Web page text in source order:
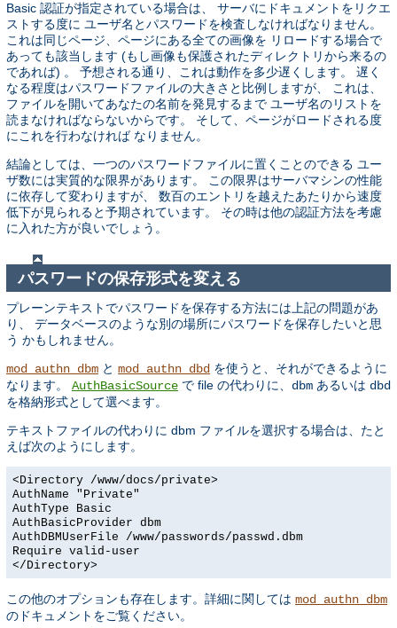
Basic 認証が指定されている場合は、 サーバにドキュメントをリクエ
ストする度に ユーザ名とパスワードを検査しなければなりません。
これは同じページ、ページにある全ての画像を リロードする場合で
あっても該当します (もし画像も保護されたディレクトリから来るの
であれば) 。 予想される通り、これは動作を多少遅くします。 遅く
なる程度はパスワードファイルの大きさと比例しますが、 これは、
ファイルを開いてあなたの名前を発見するまで ユーザ名のリストを
読まなければならないからです。 そして、ページがロードされる度
にこれを行わなければ なりません。
結論としては、一つのパスワードファイルに置くことのできる ユー
ザ数には実質的な限界があります。 この限界はサーバマシンの性能
に依存して変わりますが、 数百のエントリを越えたあたりから速度
低下が見られると予期されています。 その時は他の認証方法を考慮
に入れた方が良いでしょう。
パスワードの保存形式を変える
プレーンテキストでパスワードを保存する方法には上記の問題があ
り、 データベースのような別の場所にパスワードを保存したいと思
う かもしれません。
mod_authn_dbm と mod_authn_dbd を使うと、それができるように
なります。 AuthBasicSource で file の代わりに、 dbm あるいは dbd
を格納形式として選べます。
テキストファイルの代わりに dbm ファイルを選択する場合は、たと
えば次のようにします。
<Directory /www/docs/private>
AuthName "Private"
AuthType Basic
AuthBasicProvider dbm
AuthDBMUserFile /www/passwords/passwd.dbm
Require valid-user
</Directory>
この他のオプションも存在します。詳細に関しては mod_authn_dbm
のドキュメントをご覧ください。